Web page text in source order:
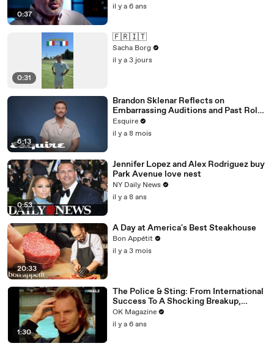
0:37
il y a 6 ans
0:31
🇫🇷🇮🇹
Sacha Borg
il y a 3 jours
6:13
Brandon Sklenar Reflects on
Embarrassing Auditions and Past Roles
| How I Got Here | Esquire
Esquire
il y a 8 mois
0:53
Jennifer Lopez and Alex Rodriguez buy
Park Avenue love nest
NY Daily News
il y a 8 ans
20:33
A Day at America's Best Steakhouse
Bon Appétit
il y a 3 mois
1:30
The Police & Sting: From International
Success To A Shocking Breakup,
REELZ Doc Digs Deep: Watch
OK Magazine
il y a 6 ans